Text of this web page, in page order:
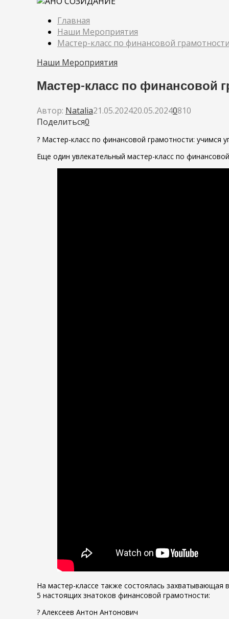
Главная
Наши Мероприятия
Мастер-класс по финансовой
Наши Мероприятия
Мастер-класс по финансовой
Автор: Natalia21.05.202420.05.20240810
Поделиться0
? Мастер-класс по финансовой грамотности: учимся
Еще один увлекательный мастер-класс по
На мастер-классе также состоялась захватывающая
5 настоящих знатоков финансовой грамотности:
? Алексеев Антон Антонович